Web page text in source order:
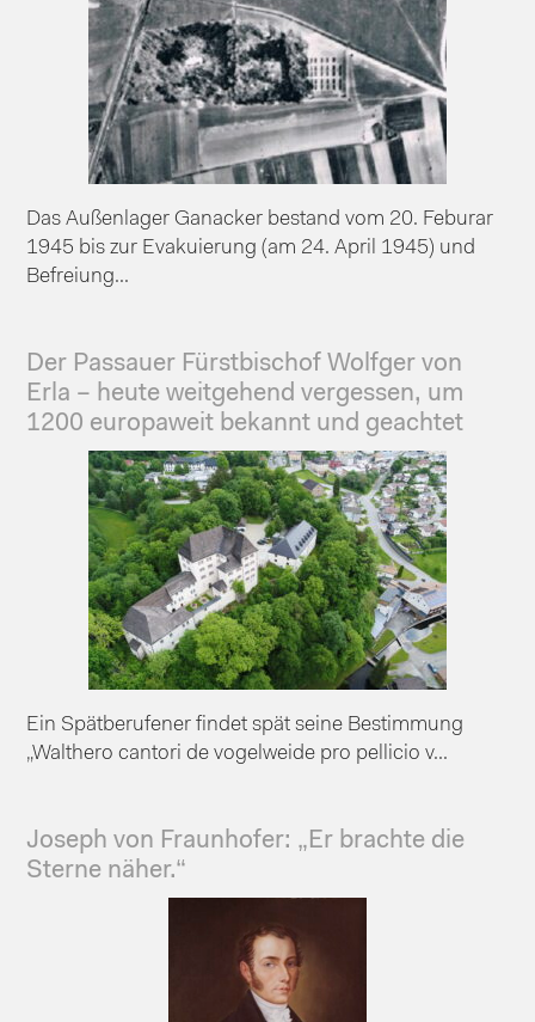
Das Außenlager Ganacker bestand vom 20. Feburar
1945 bis zur Evakuierung (am 24. April 1945) und
Befreiung...
Der Passauer Fürstbischof Wolfger von
Erla – heute weitgehend vergessen, um
1200 europaweit bekannt und geachtet
Ein Spätberufener findet spät seine Bestimmung
„Walthero cantori de vogelweide pro pellicio v...
Joseph von Fraunhofer: „Er brachte die
Sterne näher.“